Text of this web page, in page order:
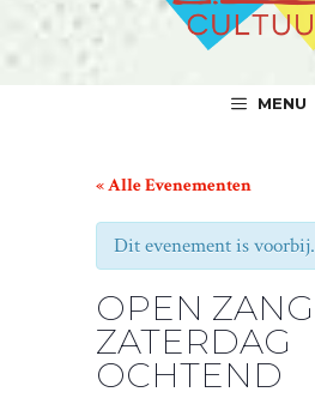
MENU
« Alle Evenementen
Dit evenement is voorbij.
OPEN ZANG
ZATERDAG
OCHTEND